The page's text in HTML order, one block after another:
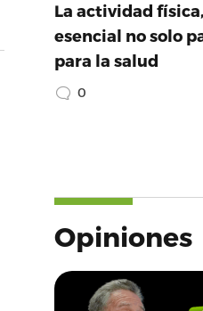
La actividad
esencial no solo
para la salud
0
Opiniones